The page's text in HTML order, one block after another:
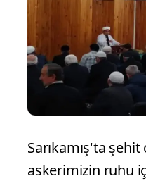
Sarıkamış'ta
askerimizin ruhu